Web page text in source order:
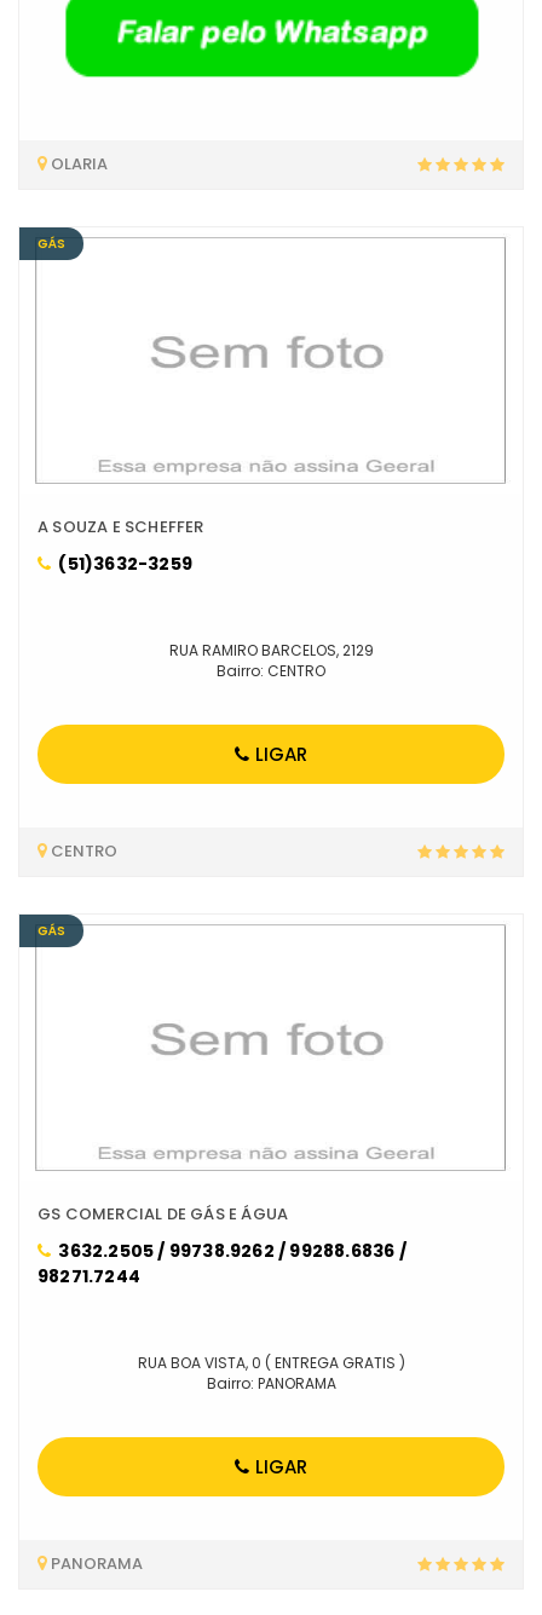
OLARIA
GÁS
A SOUZA E SCHEFFER
(51)3632-3259
RUA RAMIRO BARCELOS, 2129
Bairro: CENTRO
LIGAR
CENTRO
GÁS
GS COMERCIAL DE GÁS E ÁGUA
3632.2505 / 99738.9262 / 99288.6836 /
98271.7244
RUA BOA VISTA, 0 ( ENTREGA GRATIS )
Bairro: PANORAMA
LIGAR
PANORAMA